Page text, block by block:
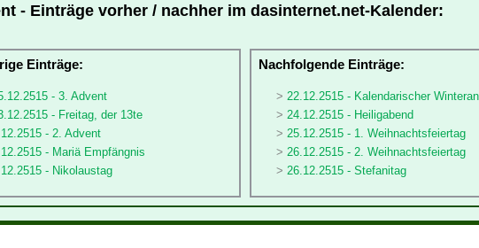
- Einträge vorher / nachher im dasinternet.net-Kalender:
Einträge:
- 3. Advent
- Freitag, der 13te
- 2. Advent
- Mariä Empfängnis
- Nikolaustag
Nachfolgende Einträge:
22.12.2515 - Kalendarischer
24.12.2515 - Heiligabend
25.12.2515 - 1. Weihnachtsfeiertag
26.12.2515 - 2. Weihnachtsfeiertag
26.12.2515 - Stefanitag